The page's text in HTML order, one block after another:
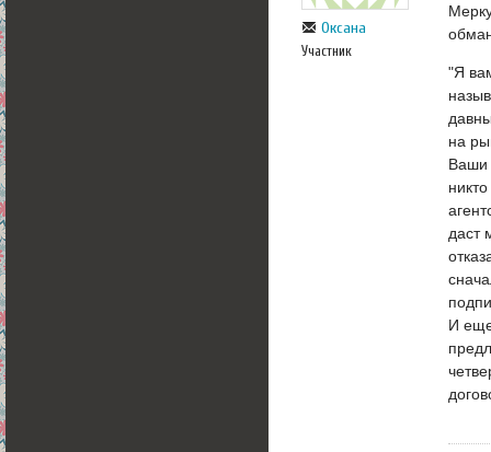
Оксана
Участник
"Я
на
Ваши
даст
И